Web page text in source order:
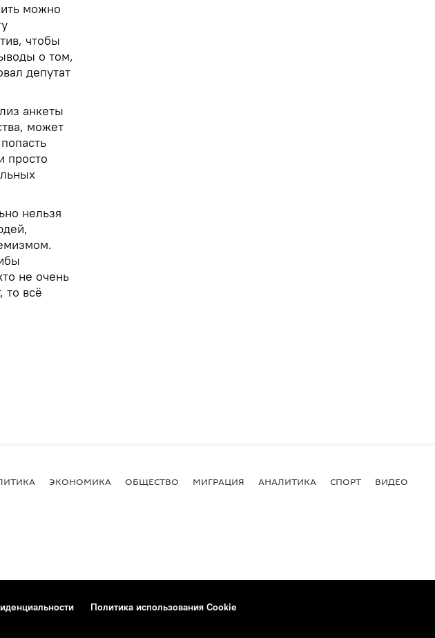
можно
чтобы
о том,
депутат
анкеты
может
просто
нельзя
не очень
то всё
ЭКОНОМИКА ОБЩЕСТВО МИГРАЦИЯ АНАЛИТИКА СПОРТ ВИДЕО
Политика использования Cookie